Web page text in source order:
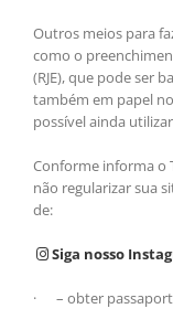
Outros meios para
como o
(RJE), que pode ser
também em papel
possível ainda
Conforme informa o
não regularizar sua
de:
Siga nosso
· – obter